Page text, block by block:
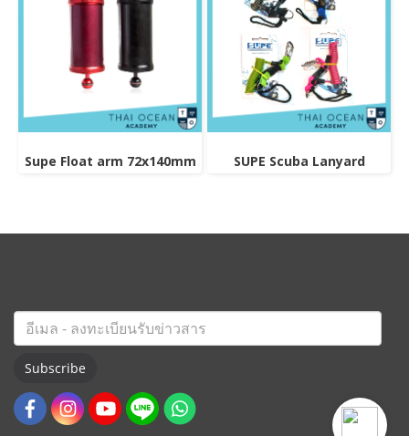
Supe Float arm 72x140mm SUPE Scuba Lanyard
Subscribe